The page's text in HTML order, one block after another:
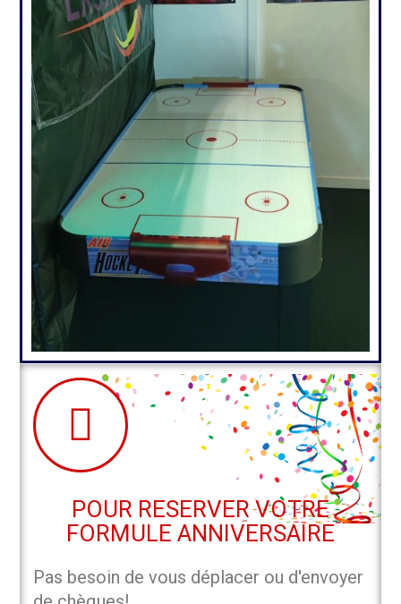
POUR RESERVER VOTRE
FORMULE ANNIVERSAIRE
Pas besoin de vous déplacer ou d'envoyer